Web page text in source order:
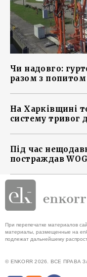
Чи надовго:
разом з попитом
На Харківщині
систему тривог
Під час
постраждав
При перепечатке материалов
материалы, размещенные на
подлежат дальнейшему
© ENKORR 2026. ВСЕ ПРАВА